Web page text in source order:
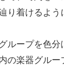
り着けるよう
ループを色
の楽器グル